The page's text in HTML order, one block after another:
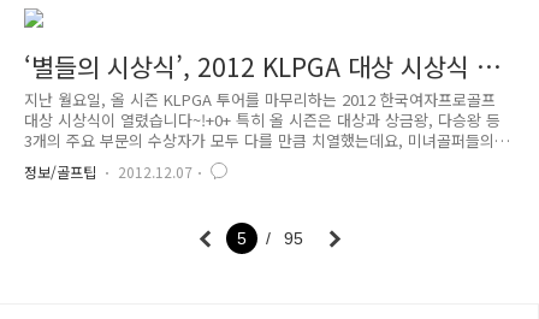
라운드에 나서기 전 꼭 읽어봐야 한다는 '까치 이현세의 골프가 뭐길래' 입
니다. 이 책은 골프 마니아로 알려진 인기만화가 이현세 화백이 독자들의
이해를 돕기 위한 그림들로 구성된 것이 특징인데요, 어드레스부터 피니시
동작까지 실감나게 그려내어 독자들이 골프스윙을 충분히 상상할 ..
‘별들의 시상식’, 2012 KLPGA 대상 시상식 현
장 스케치
지난 월요일, 올 시즌 KLPGA 투어를 마무리하는 2012 한국여자프로골프
대상 시상식이 열렸습니다~!+0+ 특히 올 시즌은 대상과 상금왕, 다승왕 등
3개의 주요 부문의 수상자가 모두 다를 만큼 치열했는데요, 미녀골퍼들의
화려한 변신을 엿볼 수 있었던 KLPGA 대상 시상식으로 지금 바로 떠나보
아요.^0^ 소공동에 위치한 롯데 호텔에서 진행된 2012 KLPGA 대상 시상
선수들이 하나 둘 모습을 드러내기 시작했습니다~!+_+ 위 사진의 주인공은
바로 김하늘 선수인데요, 역시 원조 미녀골퍼답게 많은 취재진 앞에서도
정보/골프팁 2012.12.07
5 95